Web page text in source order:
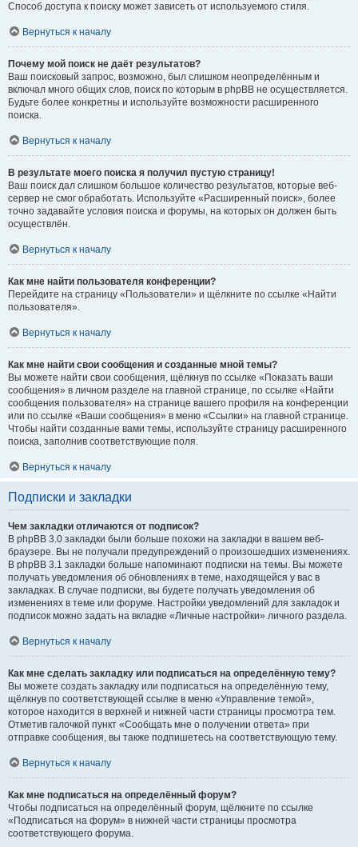
Способ доступа к поиску может зависеть от используемого стиля.
Вернуться к началу
Почему мой поиск не даёт результатов?
Ваш поисковый запрос, возможно, был слишком неопределённым и
включал много общих слов, поиск по которым в phpBB не осуществляется.
Будьте более конкретны и используйте возможности расширенного
поиска.
Вернуться к началу
В результате моего поиска я получил пустую страницу!
Ваш поиск дал слишком большое количество результатов, которые веб-
сервер не смог обработать. Используйте «Расширенный поиск», более
точно задавайте условия поиска и форумы, на которых он должен быть
осуществлён.
Вернуться к началу
Как мне найти пользователя конференции?
Перейдите на страницу «Пользователи» и щёлкните по ссылке «Найти
пользователя».
Вернуться к началу
Как мне найти свои сообщения и созданные мной темы?
Вы можете найти свои сообщения, щёлкнув по ссылке «Показать ваши
сообщения» в личном разделе на главной странице, по ссылке «Найти
сообщения пользователя» на странице вашего профиля на конференции
или по ссылке «Ваши сообщения» в меню «Ссылки» на главной странице.
Чтобы найти созданные вами темы, используйте страницу расширенного
поиска, заполнив соответствующие поля.
Вернуться к началу
Подписки и закладки
Чем закладки отличаются от подписок?
В phpBB 3.0 закладки были больше похожи на закладки в вашем веб-
браузере. Вы не получали предупреждений о произошедших изменениях.
В phpBB 3.1 закладки больше напоминают подписки на темы. Вы можете
получать уведомления об обновлениях в теме, находящейся у вас в
закладках. В случае подписки, вы будете получать уведомления об
изменениях в теме или форуме. Настройки уведомлений для закладок и
подписок можно задать на вкладке «Личные настройки» личного раздела.
Вернуться к началу
Как мне сделать закладку или подписаться на определённую тему?
Вы можете создать закладку или подписаться на определённую тему,
щёлкнув по соответствующей ссылке в меню «Управление темой»,
которое находится в верхней и нижней части страницы просмотра тем.
Отметив галочкой пункт «Сообщать мне о получении ответа» при
отправке сообщения, вы также подпишетесь на соответствующую тему.
Вернуться к началу
Как мне подписаться на определённый форум?
Чтобы подписаться на определённый форум, щёлкните по ссылке
«Подписаться на форум» в нижней части страницы просмотра
соответствующего форума.